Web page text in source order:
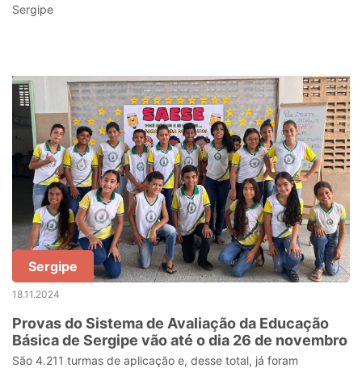
Sergipe
Sergipe
18.11.2024
Provas do Sistema de Avaliação da Educação
Básica de Sergipe vão até o dia 26 de novembro
São 4.211 turmas de aplicação e, desse total, já foram